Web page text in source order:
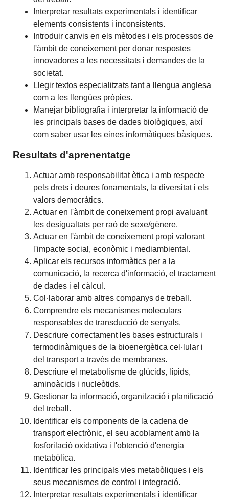
Interpretar resultats experimentals i identificar
elements consistents i inconsistents.
Introduir canvis en els mètodes i els processos de
l'àmbit de coneixement per donar respostes
innovadores a les necessitats i demandes de la
societat.
Llegir textos especialitzats tant a llengua anglesa
com a les llengües pròpies.
Manejar bibliografia i interpretar la informació de
les principals bases de dades biològiques, així
com saber usar les eines informàtiques bàsiques.
Resultats d'aprenentatge
Actuar amb responsabilitat ètica i amb respecte
pels drets i deures fonamentals, la diversitat i els
valors democràtics.
Actuar en l'àmbit de coneixement propi avaluant
les desigualtats per raó de sexe/gènere.
Actuar en l'àmbit de coneixement propi valorant
l'impacte social, econòmic i mediambiental.
Aplicar els recursos informàtics per a la
comunicació, la recerca d'informació, el tractament
de dades i el càlcul.
Col·laborar amb altres companys de treball.
Comprendre els mecanismes moleculars
responsables de transducció de senyals.
Descriure correctament les bases estructurals i
termodinàmiques de la bioenergètica cel·lular i
del transport a través de membranes.
Descriure el metabolisme de glúcids, lípids,
aminoàcids i nucleòtids.
Gestionar la informació, organització i planificació
del treball.
Identificar els components de la cadena de
transport electrònic, el seu acoblament amb la
fosforilació oxidativa i l'obtenció d'energia
metabòlica.
Identificar les principals vies metabòliques i els
seus mecanismes de control i integració.
Interpretar resultats experimentals i identificar